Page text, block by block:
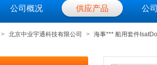
公司概况 供应产品 公
> 北京中业宇通科技有限公司 > 海事*** 船用套件